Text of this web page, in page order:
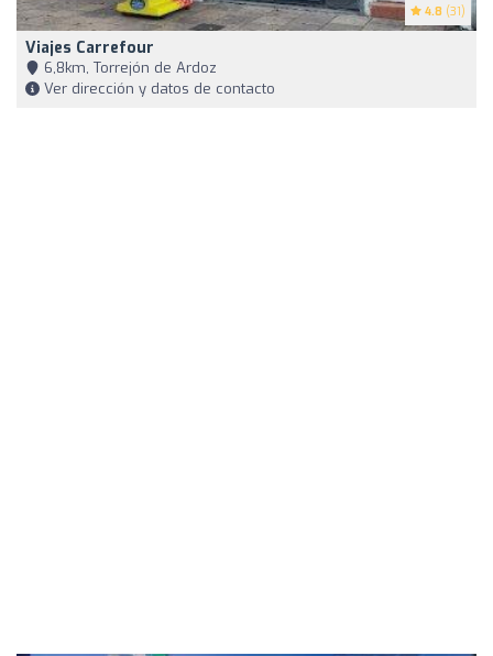
4.8 (31)
Viajes Carrefour
6,8km, Torrejón de Ardoz
Ver dirección y datos de contacto